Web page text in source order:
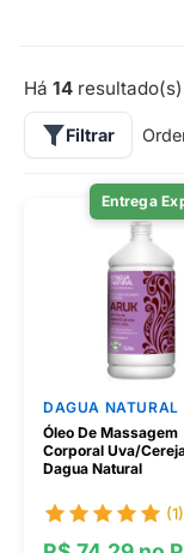
Há 14
Filtrar
Entrega
DAGUA NATURAL
Óleo De Massagem
Corporal Uva/
Dagua Natural
(1)